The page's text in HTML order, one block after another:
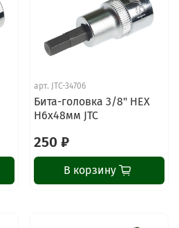
арт. JTC-34706
Бита-головка 3/8" HEX
H6х48мм JTC
250 ₽
В корзину